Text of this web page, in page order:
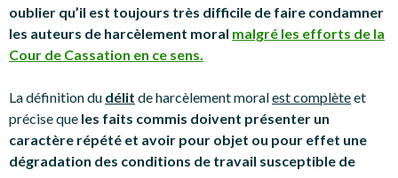
oublier qu’il est toujours très difficile de faire condamner
les auteurs de harcèlement moral malgré les efforts de la
Cour de Cassation en ce sens.
La définition du délit de harcèlement moralest complèteet
précise que les faits commis doivent présenter un
caractère répété et avoir pour objet ou pour effet une
dégradation des conditions de travail susceptible de